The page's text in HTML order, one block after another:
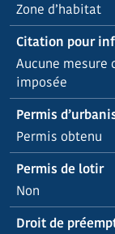
Zone d’habitat
Citation pour
Aucune
imposée
Permis
Permis obtenu
Permis de lotir
Non
Droit de